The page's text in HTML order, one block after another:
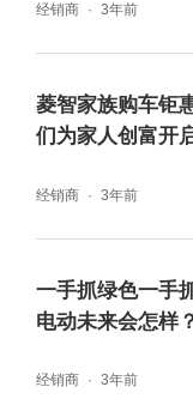
中国汽车工程
兴吉解读活动
题“家园”，对
026年活动进
经销商 3年前
菱智家族购车钜
们为家人创富开
经销商 3年前
一手抓绿色一手
电动未来会怎样？
经销商 3年前